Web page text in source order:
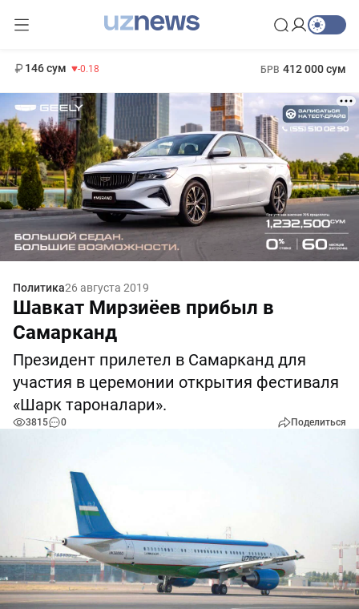
146 сум -0.18 БРВ 412 000 сум
Политика26 августа 2019
Шавкат Мирзиёев прибыл в
Самарканд
Президент прилетел в Самарканд для
участия в церемонии открытия фестиваля
«Шарк тароналари».
3815 0 Поделиться